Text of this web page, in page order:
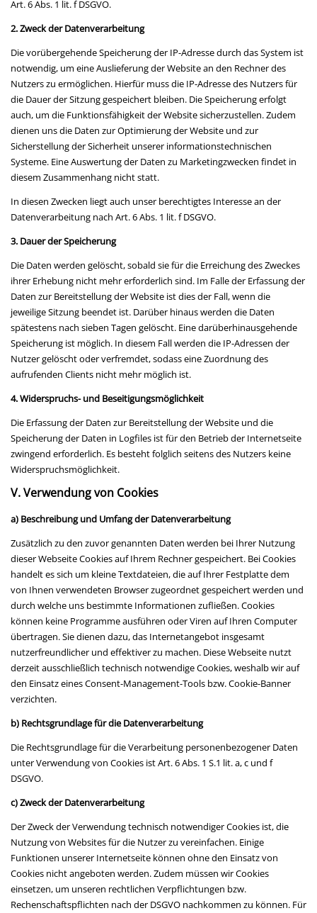
Art. 6 Abs. 1 lit. f DSGVO.
2. Zweck der Datenverarbeitung
Die vorübergehende Speicherung der IP-Adresse durch das System ist
notwendig, um eine Auslieferung der Website an den Rechner des
Nutzers zu ermöglichen. Hierfür muss die IP-Adresse des Nutzers für
die Dauer der Sitzung gespeichert bleiben. Die Speicherung erfolgt
auch, um die Funktionsfähigkeit der Website sicherzustellen. Zudem
dienen uns die Daten zur Optimierung der Website und zur
Sicherstellung der Sicherheit unserer informationstechnischen
Systeme. Eine Auswertung der Daten zu Marketingzwecken findet in
diesem Zusammenhang nicht statt.
In diesen Zwecken liegt auch unser berechtigtes Interesse an der
Datenverarbeitung nach Art. 6 Abs. 1 lit. f DSGVO.
3. Dauer der Speicherung
Die Daten werden gelöscht, sobald sie für die Erreichung des Zweckes
ihrer Erhebung nicht mehr erforderlich sind. Im Falle der Erfassung der
Daten zur Bereitstellung der Website ist dies der Fall, wenn die
jeweilige Sitzung beendet ist. Darüber hinaus werden die Daten
spätestens nach sieben Tagen gelöscht. Eine darüberhinausgehende
Speicherung ist möglich. In diesem Fall werden die IP-Adressen der
Nutzer gelöscht oder verfremdet, sodass eine Zuordnung des
aufrufenden Clients nicht mehr möglich ist.
4. Widerspruchs- und Beseitigungsmöglichkeit
Die Erfassung der Daten zur Bereitstellung der Website und die
Speicherung der Daten in Logfiles ist für den Betrieb der Internetseite
zwingend erforderlich. Es besteht folglich seitens des Nutzers keine
Widerspruchsmöglichkeit.
V. Verwendung von Cookies
a) Beschreibung und Umfang der Datenverarbeitung
Zusätzlich zu den zuvor genannten Daten werden bei Ihrer Nutzung
dieser Webseite Cookies auf Ihrem Rechner gespeichert. Bei Cookies
handelt es sich um kleine Textdateien, die auf Ihrer Festplatte dem
von Ihnen verwendeten Browser zugeordnet gespeichert werden und
durch welche uns bestimmte Informationen zufließen. Cookies
können keine Programme ausführen oder Viren auf Ihren Computer
übertragen. Sie dienen dazu, das Internetangebot insgesamt
nutzerfreundlicher und effektiver zu machen. Diese Webseite nutzt
derzeit ausschließlich technisch notwendige Cookies, weshalb wir auf
den Einsatz eines Consent-Management-Tools bzw. Cookie-Banner
verzichten.
b) Rechtsgrundlage für die Datenverarbeitung
Die Rechtsgrundlage für die Verarbeitung personenbezogener Daten
unter Verwendung von Cookies ist Art. 6 Abs. 1 S.1 lit. a, c und f
DSGVO.
c) Zweck der Datenverarbeitung
Der Zweck der Verwendung technisch notwendiger Cookies ist, die
Nutzung von Websites für die Nutzer zu vereinfachen. Einige
Funktionen unserer Internetseite können ohne den Einsatz von
Cookies nicht angeboten werden. Zudem müssen wir Cookies
einsetzen, um unseren rechtlichen Verpflichtungen bzw.
Rechenschaftspflichten nach der DSGVO nachkommen zu können. Für